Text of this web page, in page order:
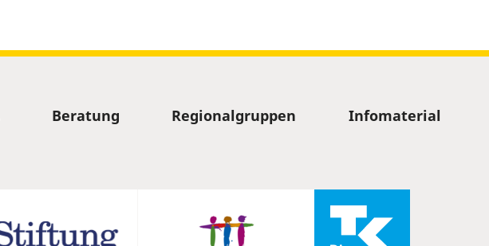
Beratung Regionalgruppen Infomaterial